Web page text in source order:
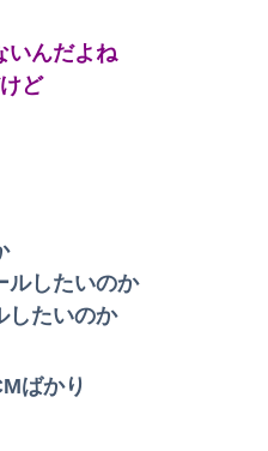
いんだよね
ど
ルしたいのか
したいのか
ばかり